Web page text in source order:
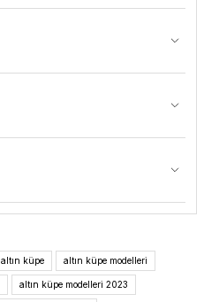
altın küpe altın küpe modelleri
altın küpe modelleri 2023